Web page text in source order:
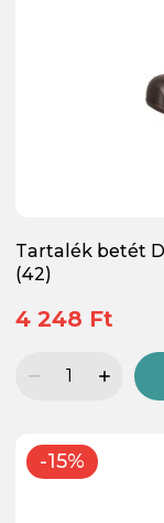
Tartalék betét
(42)
4 248 Ft
-15%